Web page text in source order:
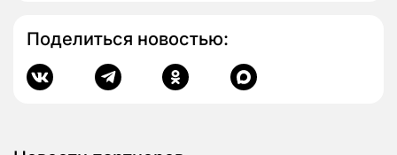
Поделиться новостью: